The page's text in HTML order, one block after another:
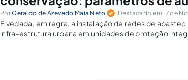
PorGeraldo de Azevedo Maia Neto Destacado em 17 de
É vedada, em regra, a instalação de redes de
infra-estrutura urbana em unidades de proteção